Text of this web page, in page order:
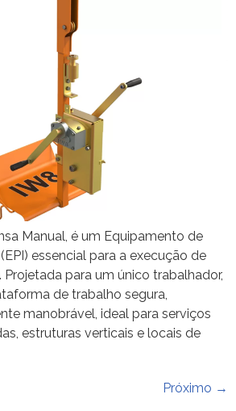
Manual, é um Equipamento de
essencial para a execução de
para um único trabalhador,
de trabalho segura,
manobrável, ideal para serviços
estruturas verticais e locais de
Próximo →